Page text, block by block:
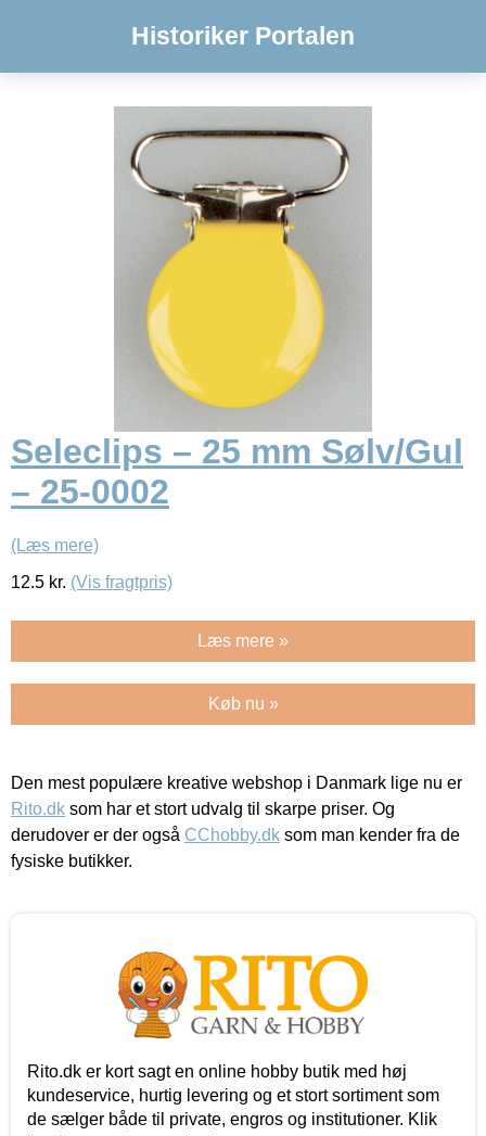
Historiker Portalen
Seleclips – 25 mm Sølv/Gul
– 25-0002
(Læs mere)
12.5 kr. (Vis fragtpris)
Læs mere »
Køb nu »
Den mest populære kreative webshop i Danmark lige nu er
Rito.dk som har et stort udvalg til skarpe priser. Og
derudover er der også CChobby.dk som man kender fra de
fysiske butikker.
Rito.dk er kort sagt en online hobby butik med høj
kundeservice, hurtig levering og et stort sortiment som
de sælger både til private, engros og institutioner. Klik